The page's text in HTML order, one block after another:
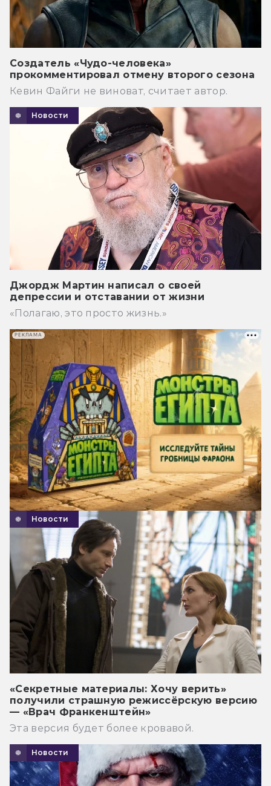
Создатель «Чудо-человека»
прокомментировал отмену второго сезона
Кевин Файги не виноват, считает автор.
Новости
Джордж Мартин написал о своей
депрессии и отставании от жизни
«Полагаю, это просто жизнь.»
Новости
«Секретные материалы: Хочу верить»
получили страшную режиссёрскую версию
— «Врач Франкенштейн»
Эта версия будет более кровавой.
Новости
РЕКЛАМА